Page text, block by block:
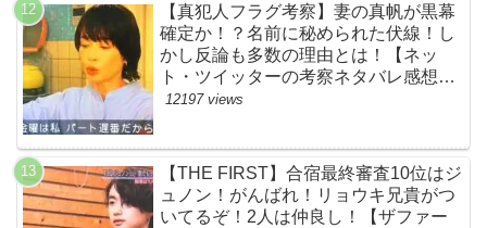
【真犯人フラグ考察】妻の真帆が黒幕
確定か！？名前に秘められた伏線！し
かし反論も多数の理由とは！【ネッ
ト・ツイッターの考察ネタバレ感想評
価評判あらすじ原作犯人キャスト黒幕
12197 views
【THE FIRST】合宿最終審査10位はジ
ュノン！がんばれ！リョウキ兄貴がつ
いてるぞ！2人は仲良し！【ザファー